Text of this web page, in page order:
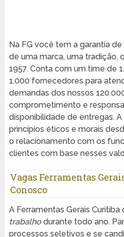
Na FG você tem a garantia
de uma marca, uma tradição,
1957. Conta com um time de
1.000 fornecedores para
demandas dos nossos
comprometimento e
disponibilidade de entregas.
princípios éticos e morais
o relacionamento com os
clientes com base nesses
Vagas Ferramentas
Conosco
A Ferramentas Gerais Curitiba
trabalhodurante todo ano.
processos seletivos e se